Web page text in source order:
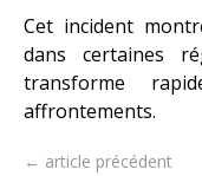
Cet incident
dans certaines
transforme
affrontements.
← article précédent